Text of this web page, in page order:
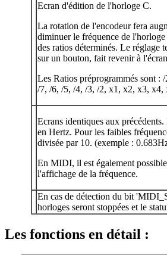
Ecran d'édition de l'horloge C.
La rotation de l'encodeur fera
diminuer le fréquence de l'horloge
des ratios déterminés. Le réglage
sur un bouton, fait revenir à
Les Ratios préprogrammés sont :
/7, /6, /5, /4, /3, /2, x1, x2, x3, x4,
Ecrans identiques aux
en Hertz. Pour les faibles
divisée par 10. (exemple :
En MIDI, il est également
l'affichage de la fréquence.
En cas de détection du bit
horloges seront stoppées et le
Les fonctions en détail :